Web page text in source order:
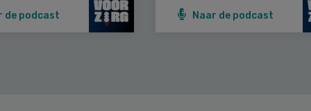
de podcast Naar de podcast